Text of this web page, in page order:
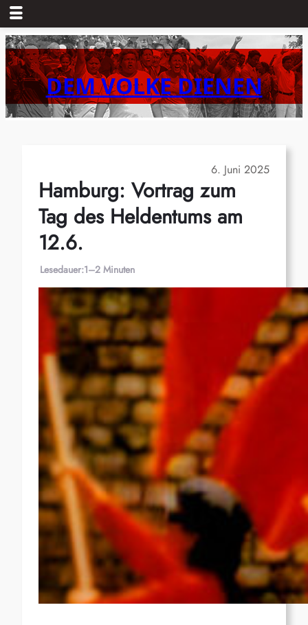
Zum
Inhalt
springenDEM VOLKE DIENEN
6. Juni 2025
Hamburg: Vortrag zum
Tag des Heldentums am
12.6.
Lesedauer:1–2 Minuten